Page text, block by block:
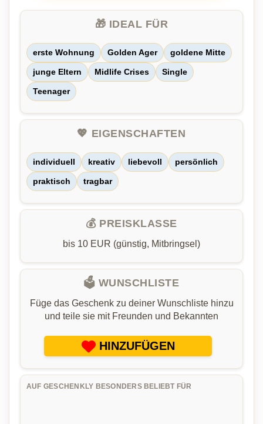
🎁 IDEAL FÜR
erste Wohnung Golden Ager goldene Mitte
junge Eltern Midlife Crises Single
Teenager
💖 EIGENSCHAFTEN
individuell kreativ liebevoll persönlich
praktisch tragbar
💰 PREISKLASSE
bis 10 EUR (günstig, Mitbringsel)
🗳️ WUNSCHLISTE
Füge das Geschenk zu deiner Wunschliste hinzu
und teile sie mit Freunden und Bekannten
HINZUFÜGEN
AUF GESCHENKLY BESONDERS BELIEBT FÜR